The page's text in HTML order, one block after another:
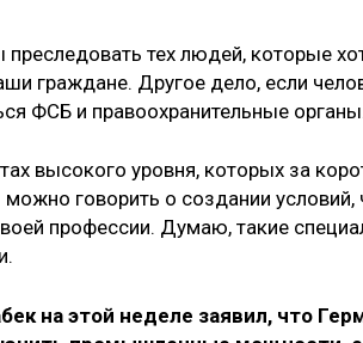
тех людей, которые
граждане. Другое дело, если
ФСБ и правоохранительные
высокого уровня, которых за
говорить о создании
профессии. Думаю, такие
на этой неделе заявил, что